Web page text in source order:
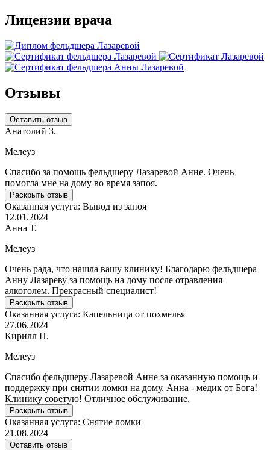
Лицензии врача
Отзывы
Оставить отзыв
Анатолий З.
Мелеуз
Спасибо за помощь фельдшеру Лазаревой Анне. Очень
помогла мне на дому во время запоя.
Раскрыть отзыв
Оказанная услуга: Вывод из запоя
12.01.2024
Анна Т.
Мелеуз
Очень рада, что нашла вашу клинику! Благодарю фельдшера
Анну Лазареву за помощь на дому после отравления
алкоголем. Прекрасный специалист!
Раскрыть отзыв
Оказанная услуга: Капельница от похмелья
27.06.2024
Кирилл П.
Мелеуз
Спасибо фельдшеру Лазаревой Анне за оказанную помощь и
поддержку при снятии ломки на дому. Анна - медик от Бога!
Клинику советую! Отличное обслуживание.
Раскрыть отзыв
Оказанная услуга: Снятие ломки
21.08.2024
Оставить отзыв